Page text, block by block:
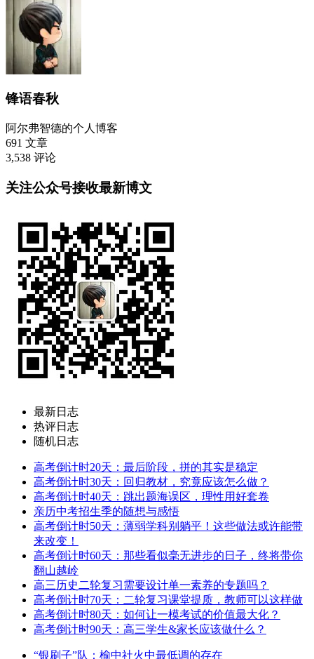
锋语春秋
阿尔弗智德的个人博客
691 文章
3,538 评论
关注公众号接收最新博文
最新日志
热评日志
随机日志
高考倒计时20天：最后阶段，拼的其实是稳定
高考倒计时30天：回归教材，究竟应该怎么做？
高考倒计时40天：跳出题海误区，理性用好套卷
亲历中考招生季的随想与感悟
高考倒计时50天：薄弱学科别躺平！这些做法或许能带
来改变！
高考倒计时60天：那些看似毫无进步的日子，终将带你
翻山越岭
高三历史二轮复习需要设计单一素养的专题吗？
高考倒计时70天：二轮复习课堂提质，教师可以这样做
高考倒计时80天：如何让一模考试的价值最大化？
高考倒计时90天：高三学生&家长应该做什么？
“银刷子”队：榆中社火中最低调的存在